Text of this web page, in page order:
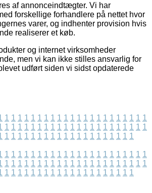
af annonceindtægter. Vi har
forskellige forhandlere på nettet hvor
varer, og indhenter provision hvis
realiserer et køb.
og internet virksomheder
men vi kan ikke stilles ansvarlig for
udført siden vi sidst opdaterede
1 1 1 1 1 1 1 1 1 1 1 1 1 1 1 1 1 1 1 1 1 1
1 1 1 1 1 1 1 1 1 1 1 1 1 1 1 1 1 1 1 1 1 1
1 1 1 1 1 1 1 1 1 1 1 1 1 1 1 1 1 1 1 1
1 1 1 1 1 1 1 1 1 1 1 1 1 1 1 1 1 1 1 1 1 1
1 1 1 1 1 1 1 1 1 1 1 1 1 1 1 1 1 1 1 1 1 1
1 1 1 1 1 1 1 1 1 1 1 1 1 1 1 1 1 1 1 1